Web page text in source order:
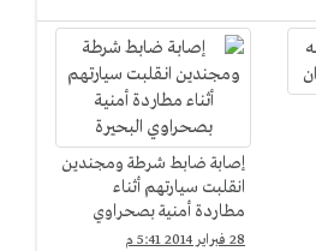
إصابة ضابط شرطة ومجندين
انقلبت سيارتهم أثناء
مطاردة أمنية بصحراوي
البحيرة
28 فبراير 2014 5:41 م